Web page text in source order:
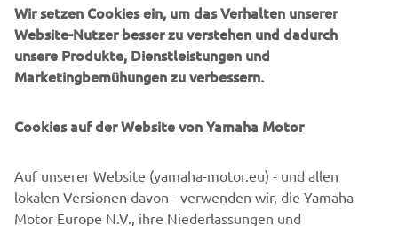
über das Wochenende ein perfektes Setup erarbeitet, das
mir enorm geholfen hat.“
Für seine Zukunft hat Valentin neben der
mich selbst übertreffen und meine Leistungen aus dem
dafür tun muss. Ich will mich bestmöglich für höhere
Aufgaben empfehlen.“
Wir setzen Cookies ein, um das Verhalten unserer
Website-Nutzer besser zu verstehen und dadurch
unsere Produkte, Dienstleistungen und
Marketingbemühungen zu verbessern.
Cookies auf der Website von Yamaha Motor
Auf unserer Website (yamaha-motor.eu) - und allen
lokalen Versionen davon - verwenden wir, die Yamaha
Motor Europe N.V., ihre Niederlassungen und